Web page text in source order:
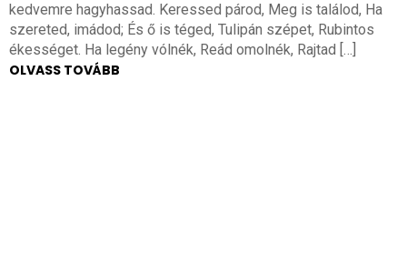
kedvemre hagyhassad. Keressed párod, Meg is találod, Ha
szereted, imádod; És ő is téged, Tulipán szépet, Rubintos
ékességet. Ha legény vólnék, Reád omolnék, Rajtad […]
OLVASS TOVÁBB